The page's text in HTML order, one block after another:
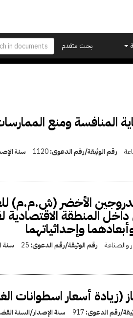
بحث متقدم
المنافسة ومنع
رقم الوثيقة/رقم الدعوى:1120 سنة
الأخضر (ش.م.م)
داخل المنطقة
وإحداثياتهما
والصناعة رقم الوثيقة/رقم الدعوى:25 سنة
(زيادة أسعار اسطوانات
رقم الدعوى:917 سنة الإصدار/السنة